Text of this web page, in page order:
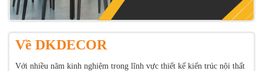
Về DKDECOR
Với nhiều năm kinh nghiệm trong lĩnh vực thiết kế kiến trúc nội thất